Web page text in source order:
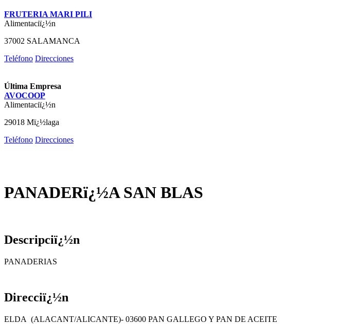
FRUTERIA MARI PILI
Alimentaciï¿½n
37002 SALAMANCA
Teléfono Direcciones
Última Empresa
AVOCOOP
Alimentaciï¿½n
29018 Mï¿½laga
Teléfono Direcciones
PANADERï¿½A SAN BLAS
Descripciï¿½n
PANADERIAS
Direcciï¿½n
ELDA (ALACANT/ALICANTE)- 03600 PAN GALLEGO Y PAN DE ACEITE